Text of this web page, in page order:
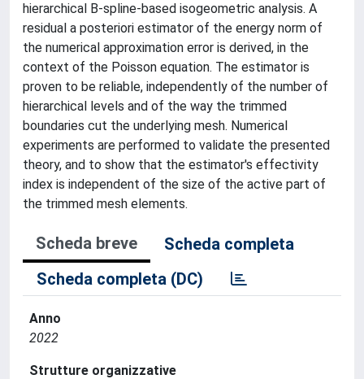
hierarchical B-spline-based isogeometric analysis. A
residual a posteriori estimator of the energy norm of
the numerical approximation error is derived, in the
context of the Poisson equation. The estimator is
proven to be reliable, independently of the number of
hierarchical levels and of the way the trimmed
boundaries cut the underlying mesh. Numerical
experiments are performed to validate the presented
theory, and to show that the estimator's effectivity
index is independent of the size of the active part of
the trimmed mesh elements.
Scheda breve
Scheda completa
Scheda completa (DC)
Anno
2022
Strutture organizzative